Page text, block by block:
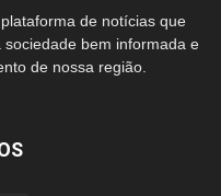
de notícias que
bem informada e
de nossa região.